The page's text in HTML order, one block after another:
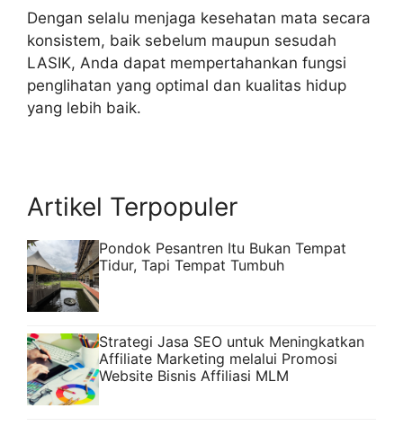
Dengan selalu menjaga kesehatan mata secara
konsistem, baik sebelum maupun sesudah
LASIK, Anda dapat mempertahankan fungsi
penglihatan yang optimal dan kualitas hidup
yang lebih baik.
Artikel Terpopuler
Pondok Pesantren Itu Bukan Tempat
Tidur, Tapi Tempat Tumbuh
Strategi Jasa SEO untuk Meningkatkan
Affiliate Marketing melalui Promosi
Website Bisnis Affiliasi MLM